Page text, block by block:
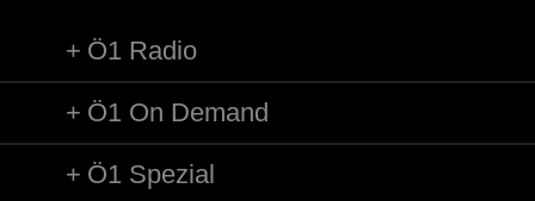
Ö1 Radio
Ö1 On Demand
Ö1 Spezial